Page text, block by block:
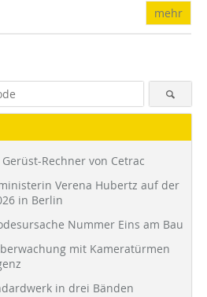
mehr
Rechner von Cetrac
Verena Hubertz auf der
in Berlin
Nummer Eins am Bau
mit Kameratürmen
in drei Bänden